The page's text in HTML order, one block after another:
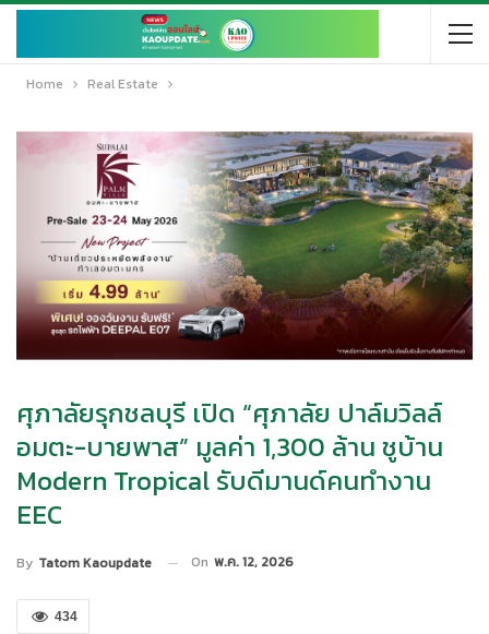
Home Real Estate
ศุภาลัยรุกชลบุรี เปิด “ศุภาลัย ปาล์มวิลล์
อมตะ-บายพาส” มูลค่า 1,300 ล้าน ชูบ้าน
Modern Tropical รับดีมานด์คนทำงาน
EEC
By Tatom Kaoupdate On พ.ค. 12, 2026
434